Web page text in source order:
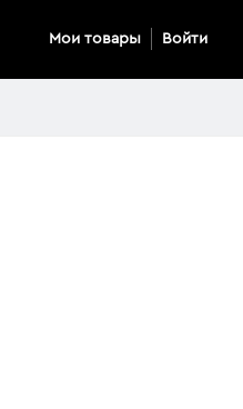
Мои товары Войти